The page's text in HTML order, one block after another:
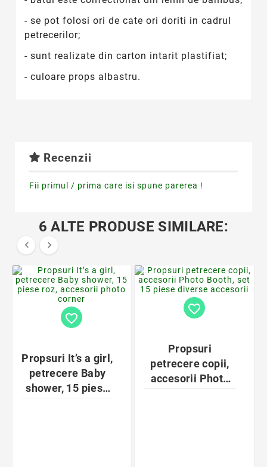
- se pot folosi ori de cate ori doriti in cadrul
petrecerilor;
- sunt realizate din carton intarit plastifiat;
- culoare props albastru.
Recenzii
Fii primul / prima care isi spune parerea !
6 ALTE PRODUSE SIMILARE:
 
favorite_border
Propsuri It’s a girl,
petrecere Baby
shower, 15 piese
favorite_border
Propsuri
petrecere copii,
accesorii Photo